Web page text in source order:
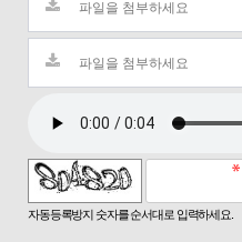
자동등록방지 숫자를 순서대로 입력하세요.